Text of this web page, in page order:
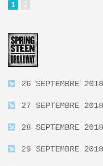
1 2
26 SEPTEMBRE
27 SEPTEMBRE
28 SEPTEMBRE
29 SEPTEMBRE